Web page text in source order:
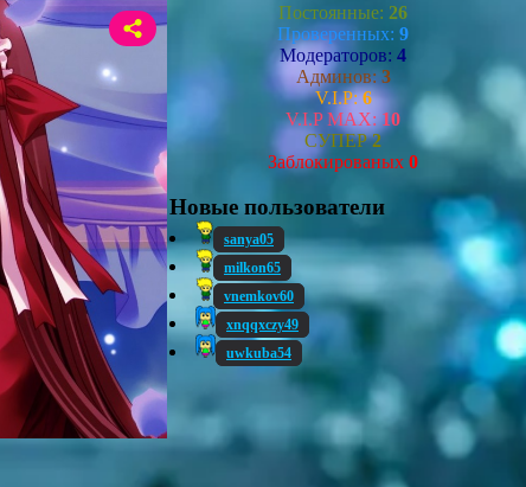
Постоянные: 26
Проверенных: 9
Модераторов: 4
Админов: 3
V.I.P:6
V.I.P MAX: 10
СУПЕР2
Заблокированых 0
Новые пользователи
sanya05
milkon65
vnemkov60
xnqqxczy49
uwkuba54